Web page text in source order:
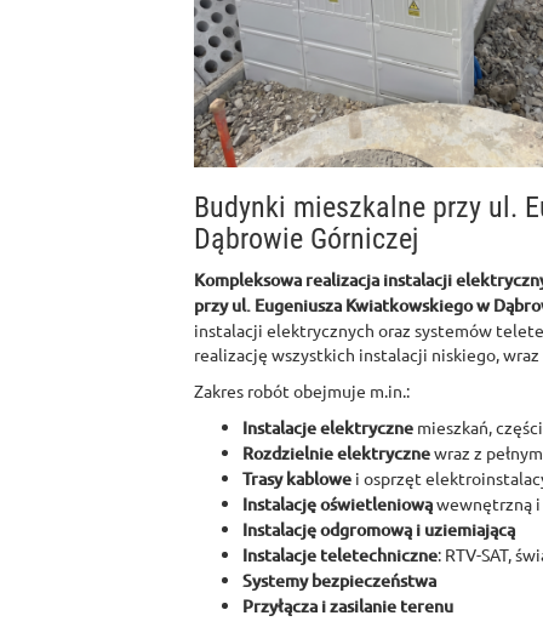
Budynki mieszkalne przy ul.
Dąbrowie Górniczej
Kompleksowa realizacja instalacji
przy ul. Eugeniusza Kwiatkowskiego w
instalacji elektrycznych oraz systemów
realizację wszystkich instalacji niskiego,
Zakres robót obejmuje m.in.:
Instalacje elektryczne mieszkań,
Rozdzielnie elektrycznewraz z
Trasy kablowe i osprzęt
Instalację oświetleniowąwewnętrzną
Instalację odgromową i uziemiającą
Instalacje teletechniczne: RTV-SAT,
Systemy bezpieczeństwa
Przyłącza i zasilanie terenu